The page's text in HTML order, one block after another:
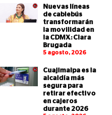
Nuevas líneas
de cablebús
transformarán
la movilidad en
la CDMX: Clara
Brugada
5 agosto, 2026
Cuajimalpa es la
alcaldía más
segura para
retirar efectivo
en cajeros
durante 2026